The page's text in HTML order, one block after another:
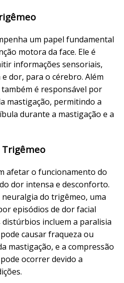
um papel fundamental
motora da face. Ele é
informações sensoriais,
dor, para o cérebro. Além
é responsável por
mastigação, permitindo a
durante a mastigação e a
afetar o funcionamento do
dor intensa e desconforto.
neuralgia do trigêmeo, uma
episódios de dor facial
incluem a paralisia
causar fraqueza ou
mastigação, e a compressão
ocorrer devido a